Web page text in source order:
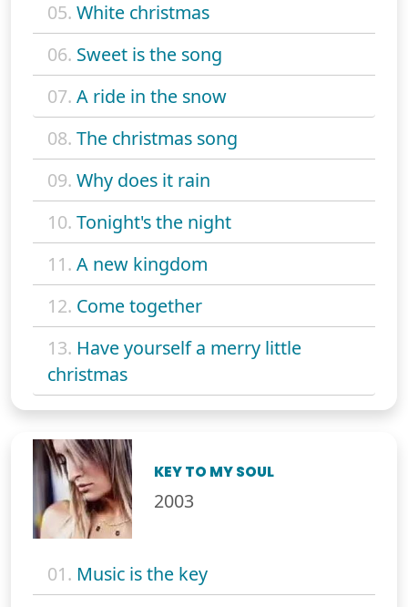
05. White christmas
06. Sweet is the song
07. A ride in the snow
08. The christmas song
09. Why does it rain
10. Tonight's the night
11. A new kingdom
12. Come together
13. Have yourself a merry little
christmas
KEY TO MY SOUL
2003
01. Music is the key